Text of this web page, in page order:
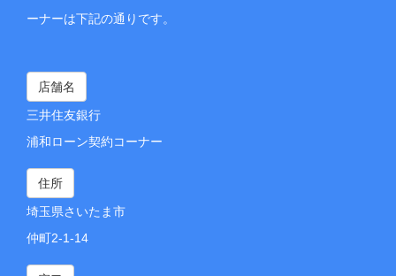
ーナーは下記の通りです。
店舗名
三井住友銀行
浦和ローン契約コーナー
住所
埼玉県さいたま市
仲町2-1-14